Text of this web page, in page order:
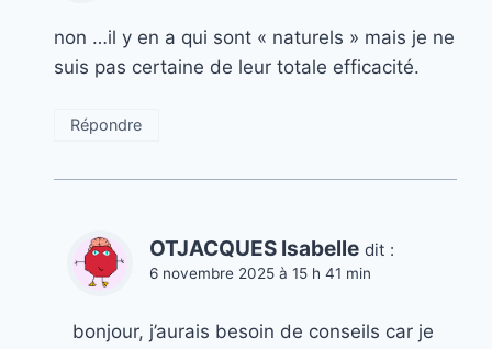
non …il y en a qui sont « naturels » mais je ne
suis pas certaine de leur totale efficacité.
Répondre
OTJACQUES Isabelle dit :
6 novembre 2025 à 15 h 41 min
bonjour, j’aurais besoin de conseils car je